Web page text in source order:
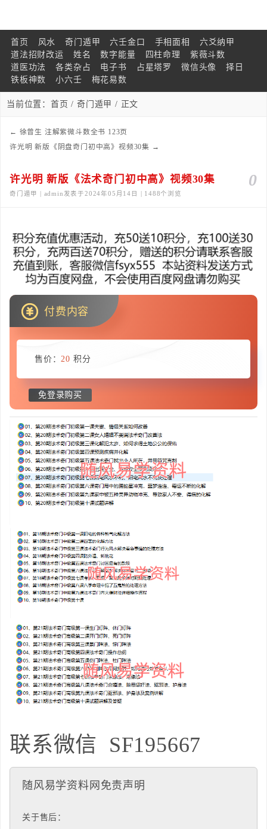
首页 风水 奇门遁甲 六壬金口 手相面相
六爻纳甲
道法招财改运
姓名 数字能量 四柱命理
紫薇斗数
道医功法
各类杂占 电子书 占星塔罗 微信头像
择日
铁板神数
小六壬 梅花易数
当前位置： 首页 /奇门遁甲 / 正文
← 徐曾生 注解紫微斗数全书 123页
许光明 新版《阴盘奇门初中高》视频30集 →
0
许光明 新版《法术奇门初中高》视频30集
奇门遁甲 | admin发表于2024年05月14日 | 1488个浏览
付费内容
售价： 20 积分
免登录购买
联系微信 SF195667
随风易学资料网免责声明
关于售后：